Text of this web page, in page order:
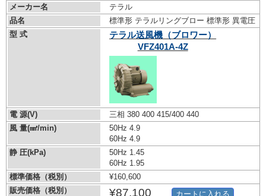
メーカー名
テラル
品名
標準形 テラルリングブロー 標準形 異電圧
型 式
テラル送風機（ブロワー）
VFZ401A-4Z
電 源(V)
三相 380 400 415/400 440
風 量(㎣/min)
50Hz 4.9
60Hz 4.9
静 圧(kPa)
50Hz 1.45
60Hz 1.95
標準価格（税別）
¥160,600
販売価格（税別）
¥87,100 カートに入れる